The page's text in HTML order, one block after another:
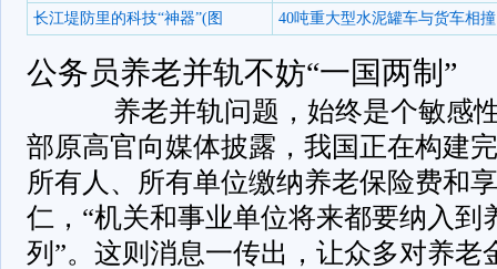
长江堤防里的科技“神器”(图
40吨重大型水泥罐车与货车相撞
公务员养老并轨不妨“一国两制”
养老并轨问题，始终是个敏感性
部原高官向媒体披露，我国正在构建
所有人、所有单位缴纳养老保险费和
仁，“机关和事业单位将来都要纳入到
列”。这则消息一传出，让众多对养老